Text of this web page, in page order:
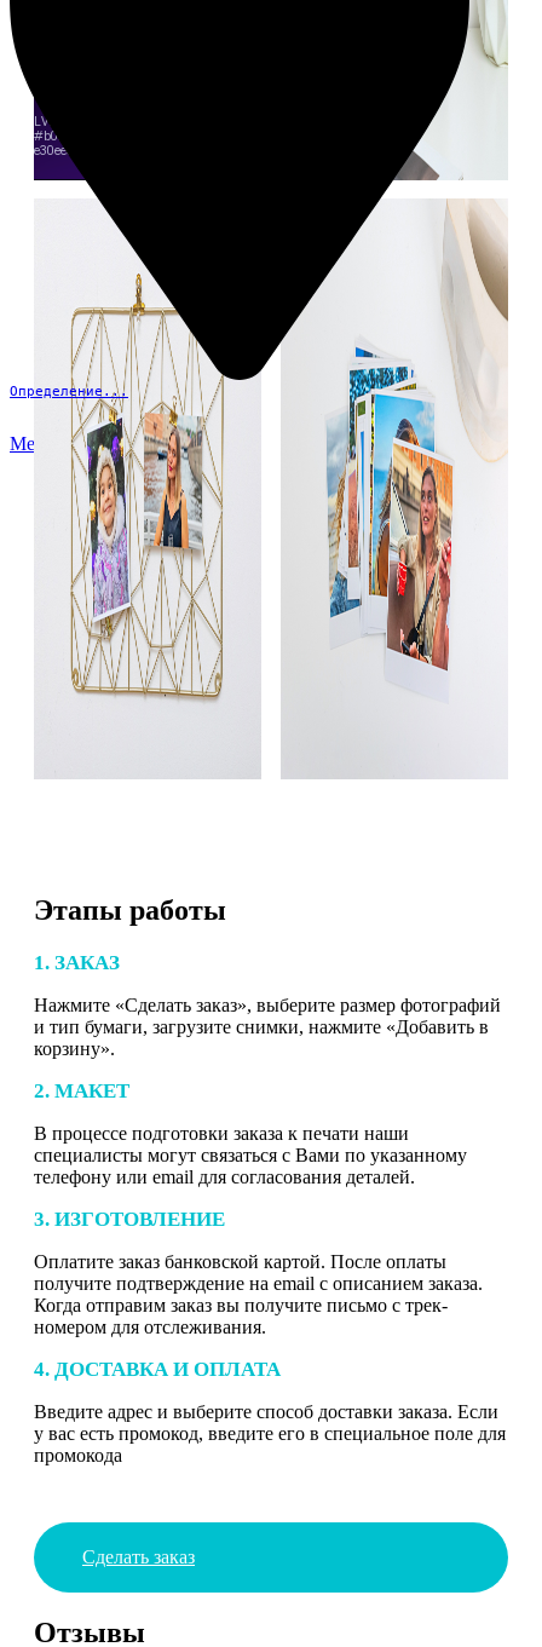
Определение...
Меню
Этапы работы
1. ЗАКАЗ
Нажмите «Сделать заказ», выберите размер фотографий
и тип бумаги, загрузите снимки, нажмите «Добавить в
корзину».
2. МАКЕТ
В процессе подготовки заказа к печати наши
специалисты могут связаться с Вами по указанному
телефону или email для согласования деталей.
3. ИЗГОТОВЛЕНИЕ
Оплатите заказ банковской картой. После оплаты
получите подтверждение на email с описанием заказа.
Когда отправим заказ вы получите письмо с трек-
номером для отслеживания.
4. ДОСТАВКА И ОПЛАТА
Введите адрес и выберите способ доставки заказа. Если
у вас есть промокод, введите его в специальное поле для
промокода
Сделать заказ
Отзывы